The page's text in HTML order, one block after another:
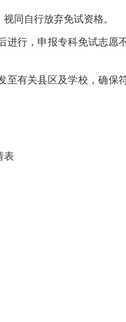
同自行放弃免试资格。
进行， 申报专科免试志愿
至有关县区及学校，确保
表